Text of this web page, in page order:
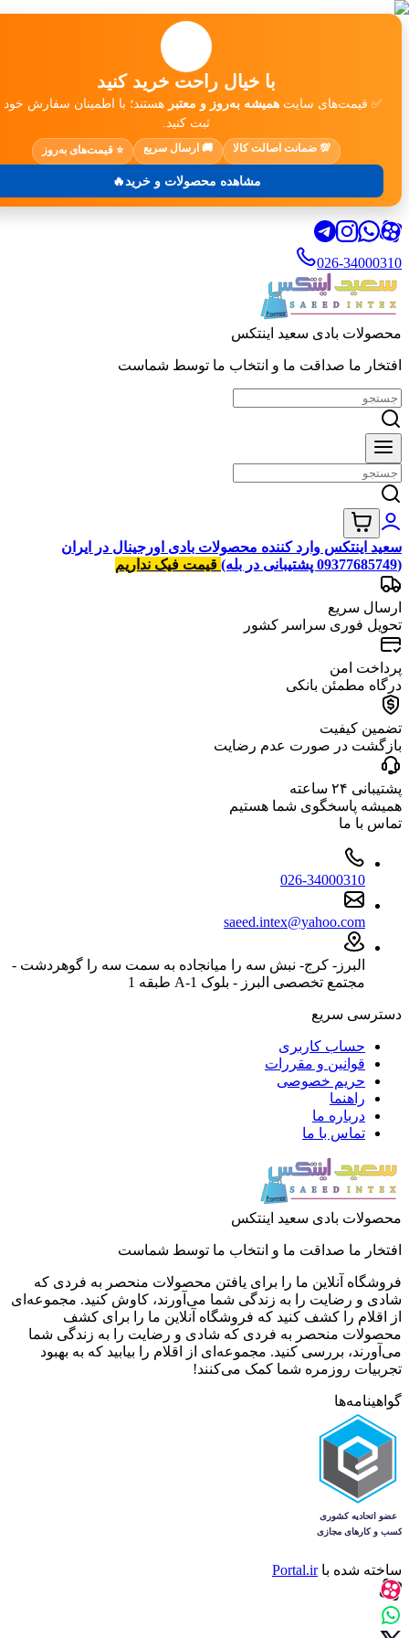
با خیال راحت خرید کنید
✅ قیمت‌های سایت همیشه به‌روز و معتبر هستند؛ با اطمینان سفارش خود
ثبت کنید.
💯 ضمانت اصالت کالا 🚚 ارسال سریع ⭐ قیمت‌های به‌روز
مشاهده محصولات و خرید🔥
026-34000310
محصولات بادی سعید اینتکس
افتخار ما صداقت ما و انتخاب ما توسط شماست
سعید اینتکس وارد کننده محصولات بادی اورجینال در ایران
(09377685749 پشتیبانی در بله)
قیمت فیک نداریم
ارسال سریع
تحویل فوری سراسر کشور
پرداخت امن
درگاه مطمئن بانکی
تضمین کیفیت
بازگشت در صورت عدم رضایت
پشتیبانی ۲۴ ساعته
همیشه پاسخگوی شما هستیم
تماس با ما
026-34000310
saeed.intex@yahoo.com
البرز- کرج- نبش سه را میانجاده به سمت سه را گوهردشت -
مجتمع تخصصی البرز - بلوک 1-A طبقه 1
دسترسی سریع
حساب کاربری
قوانین و مقررات
حریم خصوصی
راهنما
درباره ما
تماس با ما
محصولات بادی سعید اینتکس
افتخار ما صداقت ما و انتخاب ما توسط شماست
فروشگاه آنلاین ما را برای یافتن محصولات منحصر به فردی که
شادی و رضایت را به زندگی شما می‌آورند، کاوش کنید. مجموعه‌ای
از اقلام را کشف کنید که فروشگاه آنلاین ما را برای کشف
محصولات منحصر به فردی که شادی و رضایت را به زندگی شما
می‌آورند، بررسی کنید. مجموعه‌ای از اقلام را بیابید که به بهبود
تجربیات روزمره شما کمک می‌کنند!
گواهینامه‌ها
ساخته شده باPortal.ir